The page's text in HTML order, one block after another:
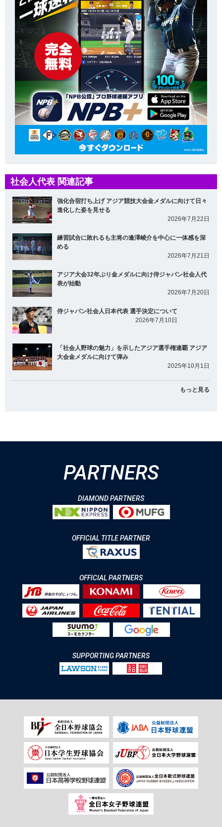
社会人代表 関連記事
強化合宿打ち上げ アジア競技大会金メダルに向けて日々
進化した姿を見せる
2026年7月22日
練習試合に敗れるも主将の逢澤崚介を中心に一体感を深
める
2026年7月21日
アジア大会32年ぶり金メダルに向け侍ジャパン社会人代
表が始動
2026年7月20日
侍ジャパン社会人日本代表 選手決定について
2026年7月10日
「社会人野球の魅力」を示したアジア選手権連覇 アジア
大会金メダルに向けて弾み
2025年10月1日
もっと見る
PARTNERS
DIAMOND PARTNERS
OFFICIAL TITLE PARTNER
OFFICIAL PARTNERS
SUPPORTING PARTNERS